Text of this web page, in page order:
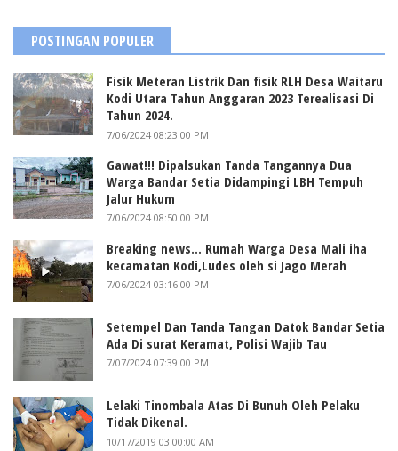
POSTINGAN POPULER
Fisik Meteran Listrik Dan fisik RLH Desa Waitaru
Kodi Utara Tahun Anggaran 2023 Terealisasi Di
Tahun 2024.
7/06/2024 08:23:00 PM
Gawat!!! Dipalsukan Tanda Tangannya Dua
Warga Bandar Setia Didampingi LBH Tempuh
Jalur Hukum
7/06/2024 08:50:00 PM
Breaking news... Rumah Warga Desa Mali iha
kecamatan Kodi,Ludes oleh si Jago Merah
7/06/2024 03:16:00 PM
Setempel Dan Tanda Tangan Datok Bandar Setia
Ada Di surat Keramat, Polisi Wajib Tau
7/07/2024 07:39:00 PM
Lelaki Tinombala Atas Di Bunuh Oleh Pelaku
Tidak Dikenal.
10/17/2019 03:00:00 AM